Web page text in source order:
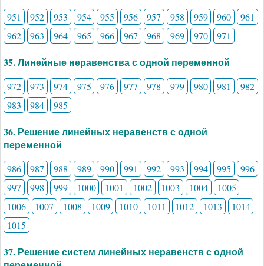
951 952 953 954 955 956 957 958 959 960
961
962
963 964 965 966 967 968 969 970 971
35. Линейные неравенства с одной переменной
972 973 974 975 976 977 978 979 980 981
982
983
984 985
36. Решение линейных неравенств с одной
переменной
986 987 988 989 990 991 992 993 994 995
996
997
998 999 1000 1001 1002 1003 1004
1005
1006
1007 1008 1009 1010 1011 1012 1013
1014
1015
37. Решение систем линейных неравенств с одной